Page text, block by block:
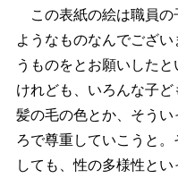
この表紙の絵は職員の
ようなものなんでござ
うものをとお願いした
けれども、いろんな子
髪の毛の色とか、そうい
ろで尊重していこうと
しても、性の多様性と